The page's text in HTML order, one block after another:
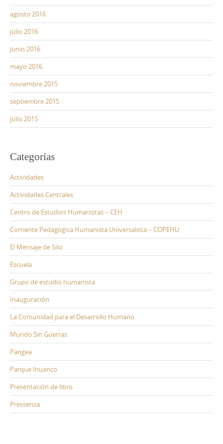
agosto 2016
julio 2016
junio 2016
mayo 2016
noviembre 2015
septiembre 2015
julio 2015
Categorías
Actividades
Actividades Centrales
Centro de Estudios Humanistas – CEH
Corriente Pedagógica Humanista Universalista – COPEHU
El Mensaje de Silo
Escuela
Grupo de estudio humanista
Inauguración
La Comunidad para el Desarrollo Humano
Mundo Sin Guerras
Pangea
Parque Ihuanco
Presentación de libro
Pressenza